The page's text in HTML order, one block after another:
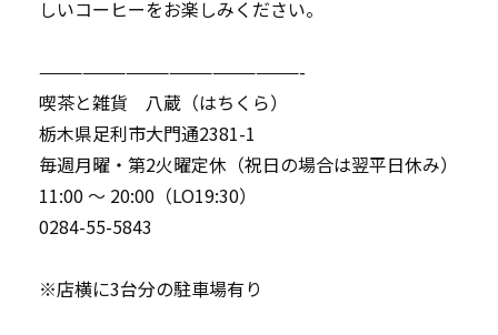
しいコーヒーをお楽しみください。
——————————————————-
喫茶と雑貨 八蔵（はちくら）
栃木県足利市大門通2381-1
毎週月曜・第2火曜定休（祝日の場合は翌平日休み）
11:00 〜 20:00（LO19:30）
0284-55-5843
※店横に3台分の駐車場有り